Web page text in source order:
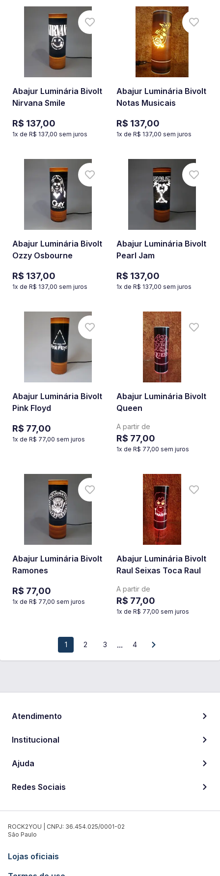
Abajur Luminária Bivolt
Nirvana Smile
R$ 137,00
1x de R$ 137,00 sem juros
Abajur Luminária Bivolt
Notas Musicais
R$ 137,00
1x de R$ 137,00 sem juros
Abajur Luminária Bivolt
Ozzy Osbourne
R$ 137,00
1x de R$ 137,00 sem juros
Abajur Luminária Bivolt
Pearl Jam
R$ 137,00
1x de R$ 137,00 sem juros
Abajur Luminária Bivolt
Pink Floyd
R$ 77,00
1x de R$ 77,00 sem juros
Abajur Luminária Bivolt
Queen
A partir de
R$ 77,00
1x de R$ 77,00 sem juros
Abajur Luminária Bivolt
Ramones
R$ 77,00
1x de R$ 77,00 sem juros
Abajur Luminária Bivolt
Raul Seixas Toca Raul
A partir de
R$ 77,00
1x de R$ 77,00 sem juros
1 2 3 ... 4
Atendimento
Institucional
Ajuda
Redes Sociais
ROCK2YOU | CNPJ: 36.454.025/0001-02
São Paulo
Lojas oficiais